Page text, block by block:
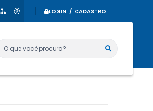
LOGIN / CADASTRO
O que você procura?